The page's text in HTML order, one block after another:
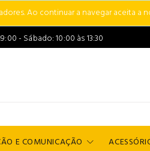
Ao continuar a navegar aceita a
- Sábado: 10:00 às 13:30
E COMUNICAÇÃO